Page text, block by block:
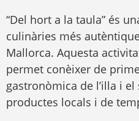
“Del hort a la taula” és
culinàries més
Mallorca. Aquesta
permet conèixer de
gastronòmica de l’illa i
productes locals i de